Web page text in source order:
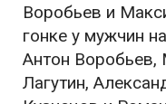
Воробьев и
гонке у мужчин
Антон Воробьев,
Лагутин,